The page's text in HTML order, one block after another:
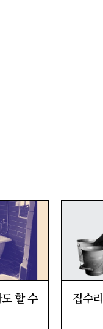
할 수
집수